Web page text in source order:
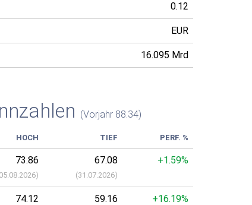
0.12
EUR
16.095 Mrd
(Vorjahr 88.34)
HOCH TIEF PERF. %
73.86
05.08.2026)
67.08
(31.07.2026)
+1.59%
74.12 59.16 +16.19%